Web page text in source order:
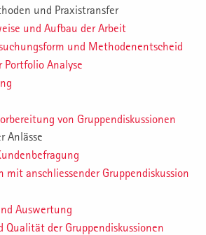
und Praxistransfer
und Aufbau der Arbeit
und Methodenentscheid
Portfolio Analyse
von Gruppendiskussionen
Anlässe
mit anschliessender Gruppendiskussion
Auswertung
der Gruppendiskussionen